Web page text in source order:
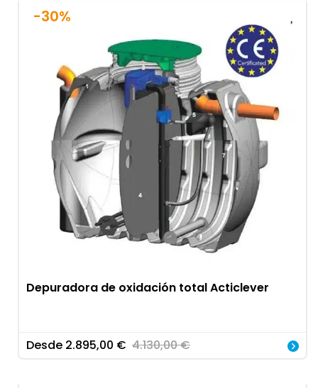
-30%
Depuradora de oxidación total Acticlever
Desde 2.895,00 € 4.130,00€